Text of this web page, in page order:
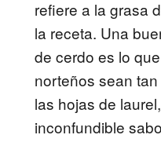
refiere a la grasa
la receta. Una
de cerdo es lo
norteños sean
las hojas de
inconfundible